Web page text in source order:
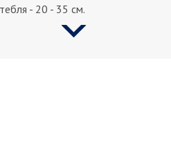
- 20 - 35 см.